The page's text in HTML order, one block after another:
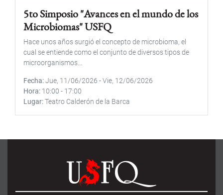
5to Simposio "Avances en el mundo de los
Microbiomas" USFQ
Hace unos años surgió el concepto de microbioma, el
cual se entiende como el conjunto de diversos tipos de
microorganismos...
Fecha Jue, 11/06/2026 -Vie, 12/06/2026
Hora 10:00 - 17:00
Lugar Teatro Calderón de la Barca